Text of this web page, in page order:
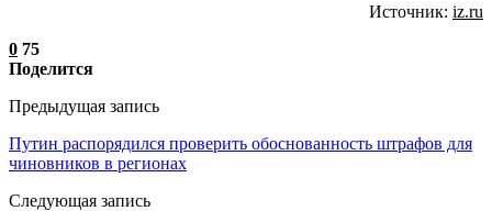
Источник: iz.ru
0 75
Поделится
Предыдущая запись
Путин распорядился проверить обоснованность штрафов для
чиновников в регионах
Следующая запись